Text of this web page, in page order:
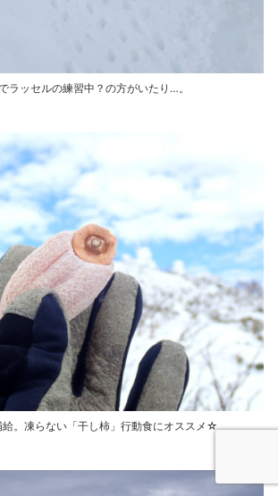
ラッセルの練習中？の方がいたり…。
給。凍らない「干し柿」行動食にオススメ☆